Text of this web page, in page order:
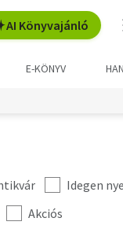
AI Könyvajánló
E-KÖNYV
Idegen
Akciós